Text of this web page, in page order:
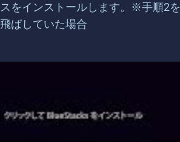
スをインストールします。※手順2を
飛ばしていた場合